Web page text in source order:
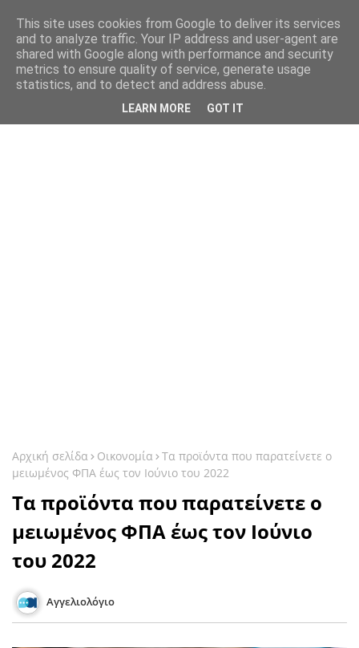
Αρχική σελίδα Οικονομία Τα προϊόντα που παρατείνετε ο
μειωμένος ΦΠΑ έως τον Ιούνιο του 2022
Τα προϊόντα που παρατείνετε ο
μειωμένος ΦΠΑ έως τον Ιούνιο
του 2022
Αγγελιολόγιο
This site uses cookies from Google to deliver its services
and to analyze traffic. Your IP address and user-agent are
shared with Google along with performance and security
metrics to ensure quality of service, generate usage
statistics, and to detect and address abuse.
LEARN MORE GOT IT